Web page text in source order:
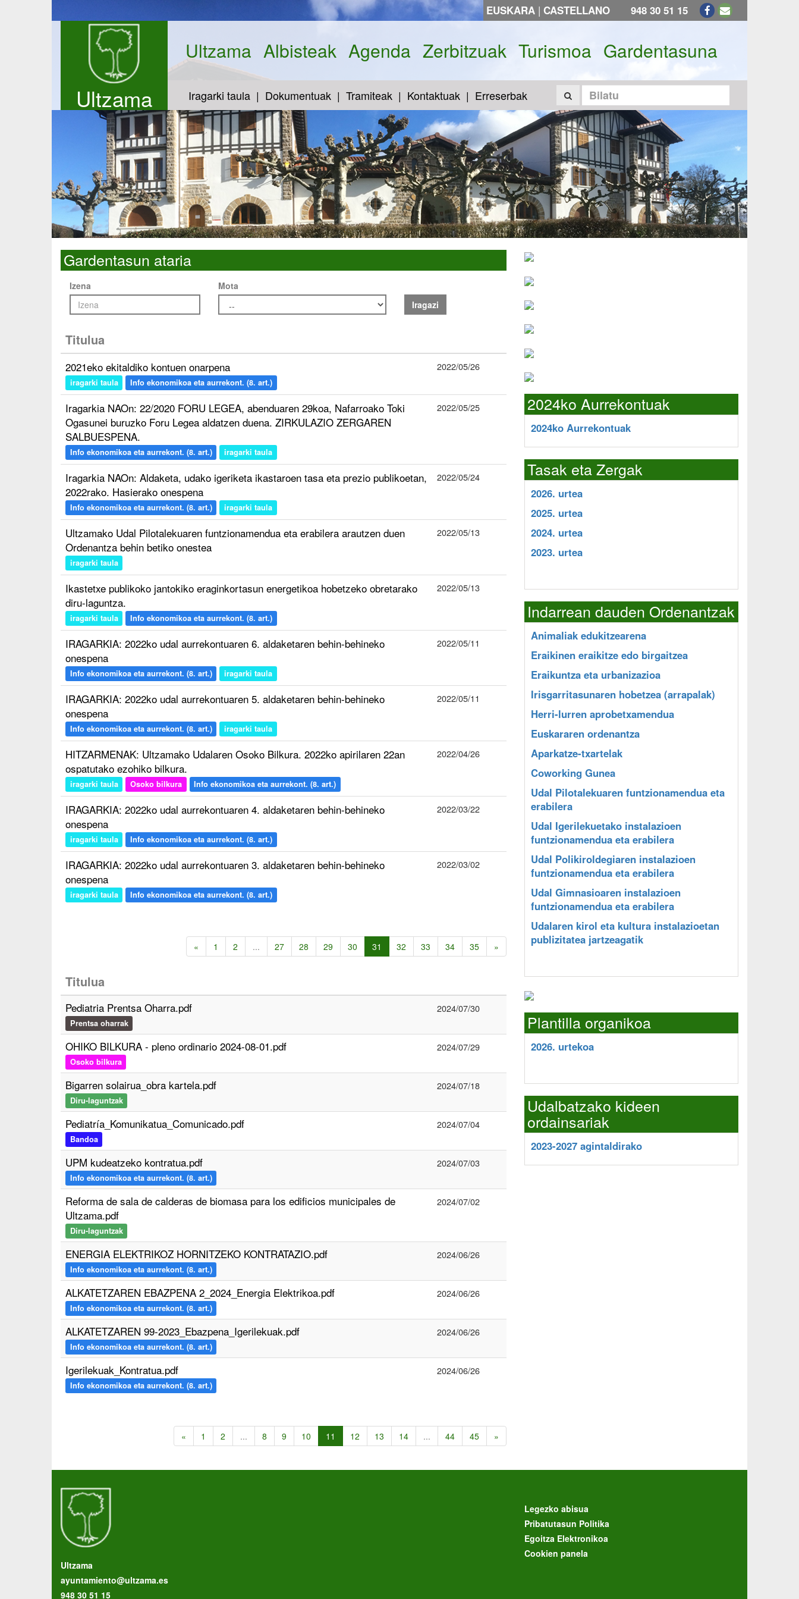
EUSKARA | CASTELLANO 948 30 51 15
Ultzama
Ultzama Albisteak Agenda Zerbitzuak Turismoa Gardentasuna
Iragarki taula Dokumentuak Tramiteak Kontaktuak Erreserbak
Gardentasun ataria
Izena
Mota
Iragazi
Titulua
2021eko ekitaldiko kontuen onarpena
iragarki taula Info ekonomikoa eta aurrekont. (8. art.)
2022/05/26
Iragarkia NAOn: 22/2020 FORU LEGEA, abenduaren 29koa, Nafarroako Toki
Ogasunei buruzko Foru Legea aldatzen duena. ZIRKULAZIO ZERGAREN
SALBUESPENA.
Info ekonomikoa eta aurrekont. (8. art.) iragarki taula
2022/05/25
Iragarkia NAOn: Aldaketa, udako igeriketa ikastaroen tasa eta prezio publikoetan,
2022rako. Hasierako onespena
Info ekonomikoa eta aurrekont. (8. art.) iragarki taula
2022/05/24
Ultzamako Udal Pilotalekuaren funtzionamendua eta erabilera arautzen duen
Ordenantza behin betiko onestea
iragarki taula
2022/05/13
Ikastetxe publikoko jantokiko eraginkortasun energetikoa hobetzeko obretarako
diru-laguntza.
iragarki taula Info ekonomikoa eta aurrekont. (8. art.)
2022/05/13
IRAGARKIA: 2022ko udal aurrekontuaren 6. aldaketaren behin-behineko
onespena
Info ekonomikoa eta aurrekont. (8. art.) iragarki taula
2022/05/11
IRAGARKIA: 2022ko udal aurrekontuaren 5. aldaketaren behin-behineko
onespena
Info ekonomikoa eta aurrekont. (8. art.) iragarki taula
2022/05/11
HITZARMENAK: Ultzamako Udalaren Osoko Bilkura. 2022ko apirilaren 22an
ospatutako ezohiko bilkura.
iragarki taula Osoko bilkura Info ekonomikoa eta aurrekont. (8. art.)
2022/04/26
IRAGARKIA: 2022ko udal aurrekontuaren 4. aldaketaren behin-behineko
onespena
iragarki taula Info ekonomikoa eta aurrekont. (8. art.)
2022/03/22
IRAGARKIA: 2022ko udal aurrekontuaren 3. aldaketaren behin-behineko
onespena
iragarki taula Info ekonomikoa eta aurrekont. (8. art.)
2022/03/02
« 1 2 ... 27 28 29 30 31 32 33 34 35 »
Titulua
Pediatria Prentsa Oharra.pdf
Prentsa oharrak
2024/07/30
OHIKO BILKURA - pleno ordinario 2024-08-01.pdf
Osoko bilkura
2024/07/29
Bigarren solairua_obra kartela.pdf
Diru-laguntzak
2024/07/18
Pediatría_Komunikatua_Comunicado.pdf
Bandoa
2024/07/04
UPM kudeatzeko kontratua.pdf
Info ekonomikoa eta aurrekont. (8. art.)
2024/07/03
Reforma de sala de calderas de biomasa para los edificios municipales de
Ultzama.pdf
Diru-laguntzak
2024/07/02
ENERGIA ELEKTRIKOZ HORNITZEKO KONTRATAZIO.pdf
Info ekonomikoa eta aurrekont. (8. art.)
2024/06/26
ALKATETZAREN EBAZPENA 2_2024_Energia Elektrikoa.pdf
Info ekonomikoa eta aurrekont. (8. art.)
2024/06/26
ALKATETZAREN 99-2023_Ebazpena_Igerilekuak.pdf
Info ekonomikoa eta aurrekont. (8. art.)
2024/06/26
Igerilekuak_Kontratua.pdf
Info ekonomikoa eta aurrekont. (8. art.)
2024/06/26
« 1 2 ... 8 9 10 11 12 13 14 ... 44 45 »
2024ko Aurrekontuak
2024ko Aurrekontuak
Tasak eta Zergak
2026. urtea
2025. urtea
2024. urtea
2023. urtea
Indarrean dauden Ordenantzak
Animaliak edukitzearena
Eraikinen eraikitze edo birgaitzea
Eraikuntza eta urbanizazioa
Irisgarritasunaren hobetzea (arrapalak)
Herri-lurren aprobetxamendua
Euskararen ordenantza
Aparkatze-txartelak
Coworking Gunea
Udal Pilotalekuaren funtzionamendua eta
erabilera
Udal Igerilekuetako instalazioen
funtzionamendua eta erabilera
Udal Polikiroldegiaren instalazioen
funtzionamendua eta erabilera
Udal Gimnasioaren instalazioen
funtzionamendua eta erabilera
Udalaren kirol eta kultura instalazioetan
publizitatea jartzeagatik
Plantilla organikoa
2026. urtekoa
Udalbatzako kideen
ordainsariak
2023-2027 agintaldirako
Ultzama
ayuntamiento@ultzama.es
948 30 51 15
Legezko abisua
Pribatutasun Politika
Egoitza Elektronikoa
Cookien panela